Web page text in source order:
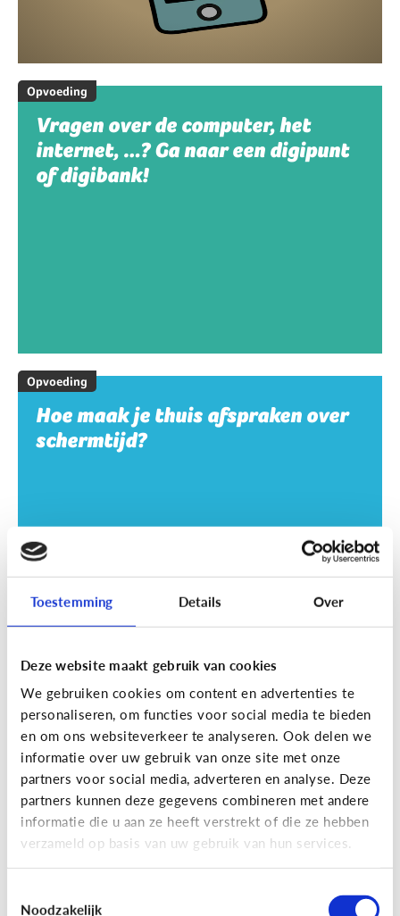
Toestemming Details Over
Deze website maakt gebruik van cookies
We gebruiken cookies om content en advertenties te
personaliseren, om functies voor social media te bieden
en om ons websiteverkeer te analyseren. Ook delen we
informatie over uw gebruik van onze site met onze
partners voor social media, adverteren en analyse. Deze
partners kunnen deze gegevens combineren met andere
informatie die u aan ze heeft verstrekt of die ze hebben
verzameld op basis van uw gebruik van hun services.
Noodzakelijk
Opvoeding
Vragen over de computer, het
internet, …? Ga naar een digipunt
of digibank!
Opvoeding
Hoe maak je thuis afspraken over
schermtijd?
Opvoeding
Zijn schermen schadelijk voor mijn
kind?